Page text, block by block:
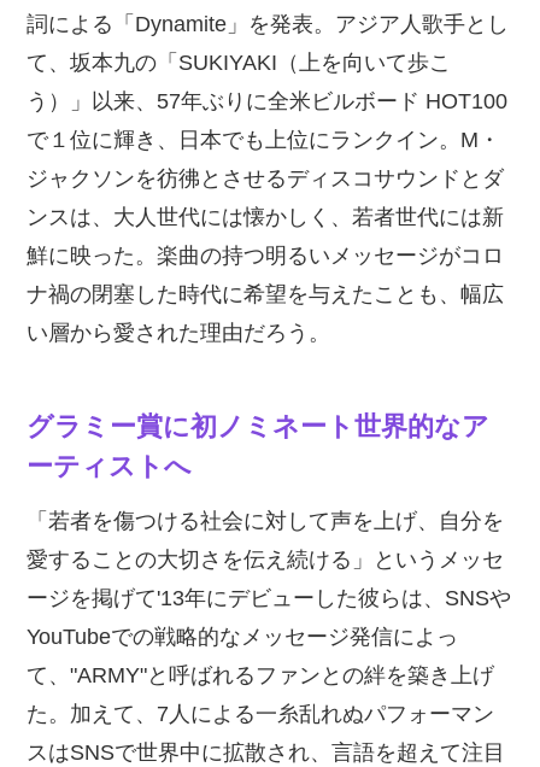
詞による「Dynamite」を発表。アジア人歌手とし
て、坂本九の「SUKIYAKI（上を向いて歩こ
う）」以来、57年ぶりに全米ビルボード HOT100
で１位に輝き、日本でも上位にランクイン。M・
ジャクソンを彷彿とさせるディスコサウンドとダ
ンスは、大人世代には懐かしく、若者世代には新
鮮に映った。楽曲の持つ明るいメッセージがコロ
ナ禍の閉塞した時代に希望を与えたことも、幅広
い層から愛された理由だろう。
グラミー賞に初ノミネート世界的なア
ーティストへ
「若者を傷つける社会に対して声を上げ、自分を
愛することの大切さを伝え続ける」というメッセ
ージを掲げて'13年にデビューした彼らは、SNSや
YouTubeでの戦略的なメッセージ発信によっ
て、"ARMY"と呼ばれるファンとの絆を築き上げ
た。加えて、7人による一糸乱れぬパフォーマン
スはSNSで世界中に拡散され、言語を超えて注目